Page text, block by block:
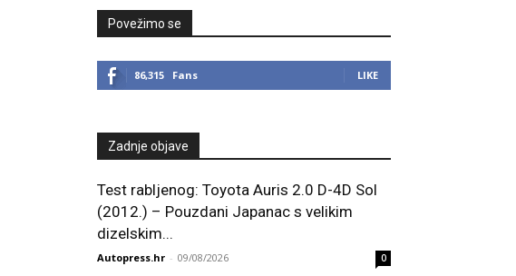
Povežimo se
86,315 Fans LIKE
Zadnje objave
Test rabljenog: Toyota Auris 2.0 D-4D Sol
(2012.) – Pouzdani Japanac s velikim
dizelskim...
Autopress.hr - 09/08/2026 0